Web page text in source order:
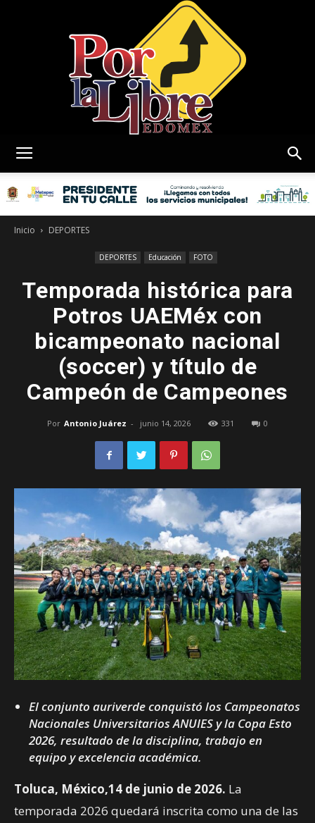
Libre
Edomex
Inicio DEPORTES
DEPORTES Educación FOTO
Temporada histórica para
Potros UAEMéx con
bicampeonato nacional
(soccer) y título de
Campeón de Campeones
Por Antonio Juárez - junio 14, 2026 331 0
El conjunto auriverde conquistó los Campeonatos
Nacionales Universitarios ANUIES y la Copa Esto
2026, resultado de la disciplina, trabajo en
equipo y excelencia académica.
Toluca, México,14 de junio de 2026. La
temporada 2026 quedará inscrita como una de las